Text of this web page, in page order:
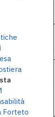
Forteto